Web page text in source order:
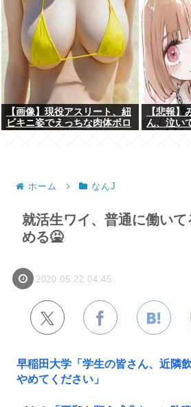
【画像】現役アスリート、紐
ビキニ姿でえっちな肉体ボロ
【悲報】
ん、泣い
ホーム なんJ
就活生ワイ、普通に働い
める🤮
2020.05.22 04:45
早稲田大学「学生の皆さん、近隣
やめてください」